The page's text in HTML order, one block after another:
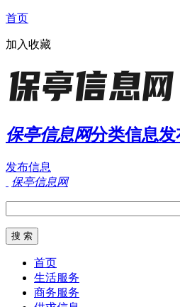
首页
加入收藏
保亭信息网分类信息发
发布信息
保亭信息网
首页
生活服务
商务服务